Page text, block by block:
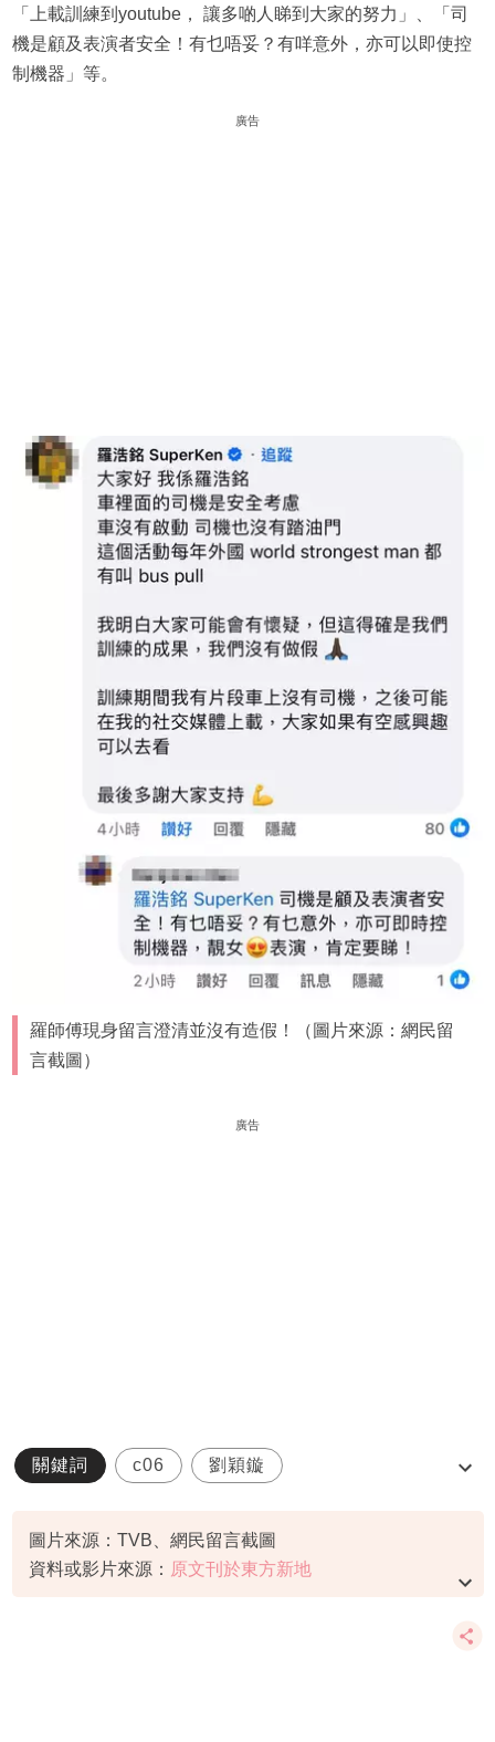
「上載訓練到youtube， 讓多啲人睇到大家的努力」、「司
機是顧及表演者安全！有乜唔妥？有咩意外，亦可以即使控
制機器」等。
廣告
羅師傅現身留言澄清並沒有造假！（圖片來源：網民留
言截圖）
廣告
關鍵詞 c06 劉穎鏇
圖片來源：TVB、網民留言截圖
資料或影片來源： 原文刊於東方新地